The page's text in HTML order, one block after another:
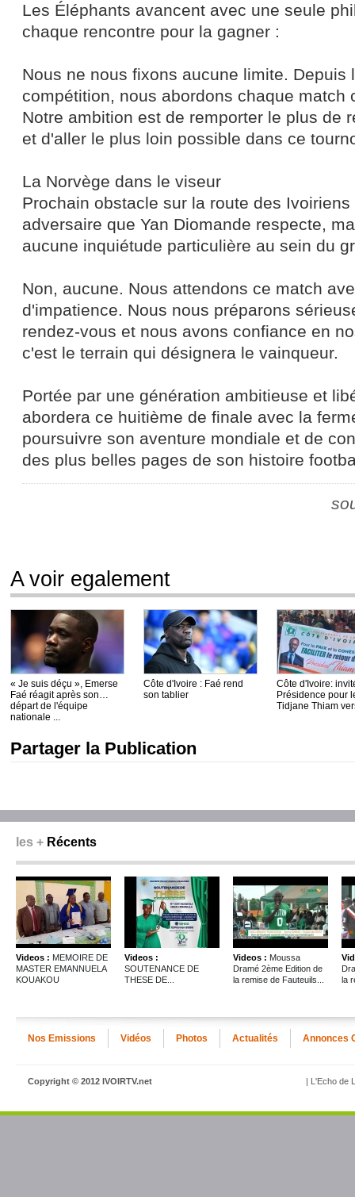
Les Éléphants avancent avec une seule
chaque rencontre pour la gagner :
Nous ne nous fixons aucune limite. Depuis
compétition, nous abordons chaque match
Notre ambition est de remporter le plus de
et d'aller le plus loin possible dans ce
La Norvège dans le viseur
Prochain obstacle sur la route des
adversaire que Yan Diomande respecte,
aucune inquiétude particulière au sein du
Non, aucune. Nous attendons ce match
d'impatience. Nous nous préparons
rendez-vous et nous avons confiance en
c'est le terrain qui désignera le vainqueur.
Portée par une génération ambitieuse et
abordera ce huitième de finale avec la
poursuivre son aventure mondiale et de
des plus belles pages de son histoire
A voir egalement
« Je suis déçu », Emerse
Faé réagit après son
départ de l'équipe
nationale ...
Côte d'Ivoire : Faé rend
son tablier
Côte d'Ivoire:
Présidence pour
Tidjane Thiam
Partager la Publication
les + Récents
Videos : MEMOIRE DE
MASTER EMANNUELA
KOUAKOU
Videos :
SOUTENANCE DE
THESE DE...
Videos : Moussa
Dramé 2ème Edition de
la remise de Fauteuils...
la
Nos Emissions Vidéos Photos Actualités Annonces
Copyright © 2012 IVOIRTV.net | L'Echo de